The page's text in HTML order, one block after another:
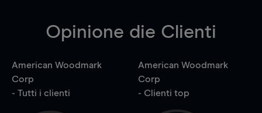
Opinione die Clienti
American Woodmark
Corp
- Tutti i clienti
American Woodmark
Corp
- Clienti top